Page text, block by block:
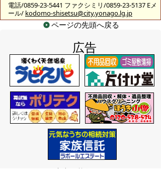
電話/0859-23-5441 ファクシミリ/0859-23-5137 Eメ
ール/ kodomo-shisetsu@city.yonago.lg.jp
ページの先頭へ戻る
広告
バナー広告を募集しています